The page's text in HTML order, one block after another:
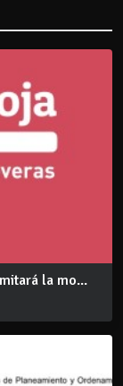
la mo...